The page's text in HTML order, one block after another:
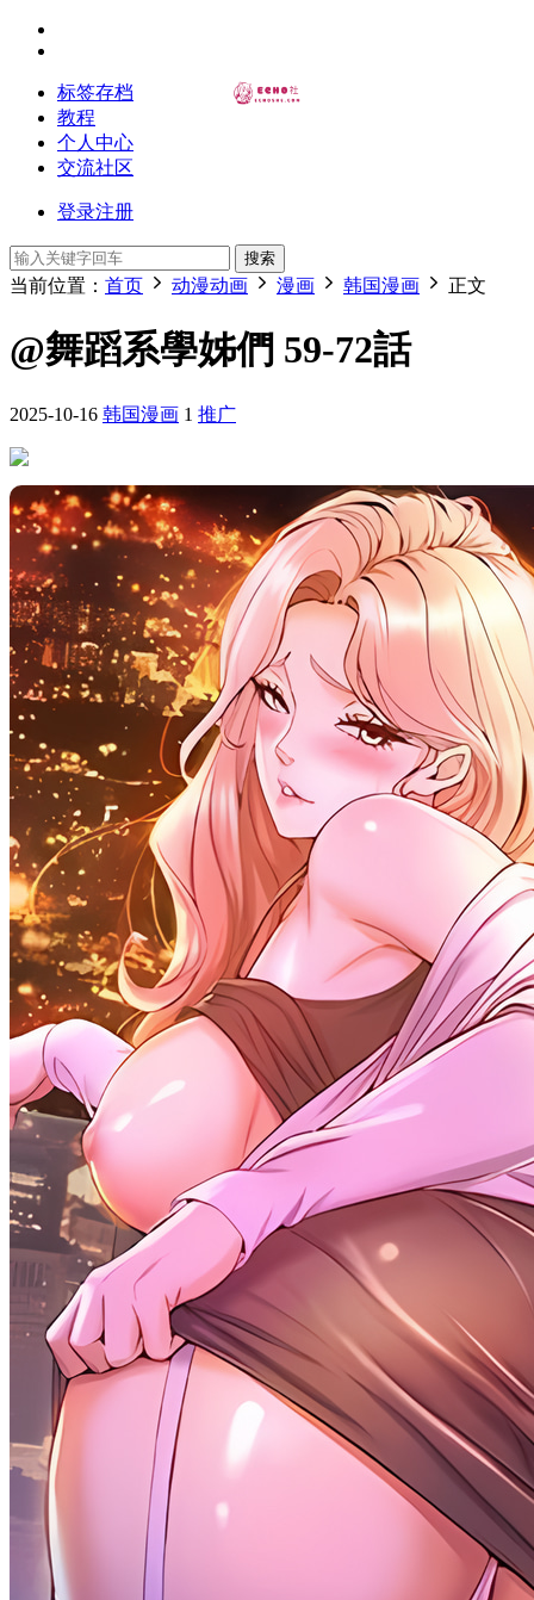
标签存档
教程
个人中心
交流社区
登录注册
搜索
当前位置： 首页 动漫动画 漫画 韩国漫画 正文
@舞蹈系學姊們 59-72話
2025-10-16 韩国漫画 1 推广